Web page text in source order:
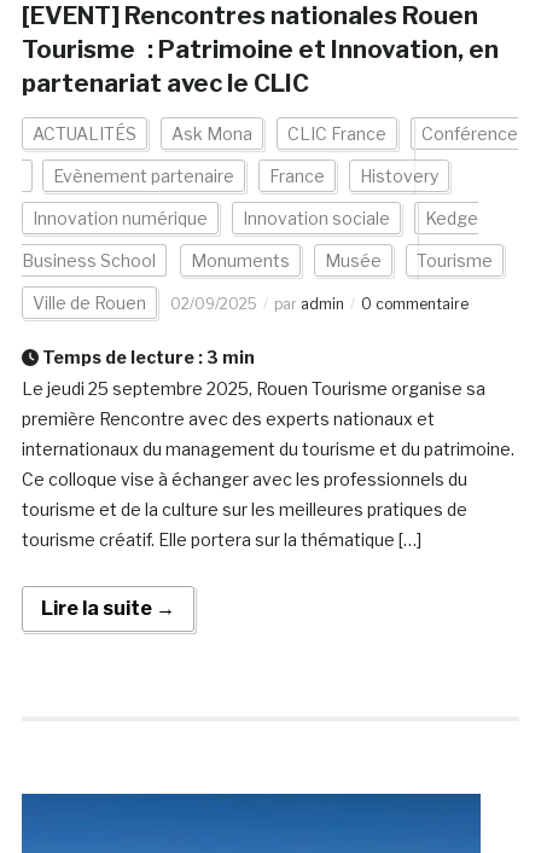
[EVENT] Rencontres nationales Rouen
Tourisme : Patrimoine et Innovation, en
partenariat avec le CLIC
ACTUALITÉS Ask Mona CLIC France Conférence
Evènement partenaire France Histovery
Innovation numérique Innovation sociale Kedge
Business School Monuments Musée Tourisme
Ville de Rouen 02/09/2025 par admin 0 commentaire
Temps de lecture : 3 min
Le jeudi 25 septembre 2025, Rouen Tourisme organise sa
première Rencontre avec des experts nationaux et
internationaux du management du tourisme et du patrimoine.
Ce colloque vise à échanger avec les professionnels du
tourisme et de la culture sur les meilleures pratiques de
tourisme créatif. Elle portera sur la thématique […]
Lire la suite →